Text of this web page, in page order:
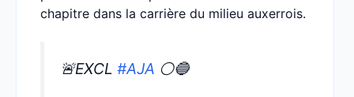
chapitre dans la carrière du milieu auxerrois.
🚨EXCL #AJA ⚪️🔵